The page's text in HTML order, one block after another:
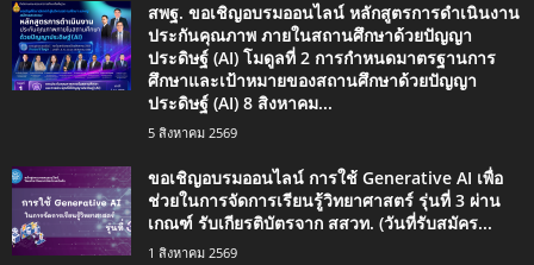
สพฐ. ขอเชิญอบรมออนไลน์ หลักสูตรการดำเนินงาน
ประกันคุณภาพ ภายในสถานศึกษาด้วยปัญญา
ประดิษฐ์ (AI) โมดูลที่ 2 การกำหนดมาตรฐานการ
ศึกษาและเป้าหมายของสถานศึกษาด้วยปัญญา
ประดิษฐ์ (AI) 8 สิงหาคม...
5 สิงหาคม 2569
ขอเชิญอบรมออนไลน์ การใช้ Generative AI เพื่อ
ช่วยในการจัดการเรียนรู้วิทยาศาสตร์ รุ่นที่ 3 ผ่าน
เกณฑ์ รับเกียรติบัตรจาก สสวท. (วันที่รับสมัคร...
1 สิงหาคม 2569